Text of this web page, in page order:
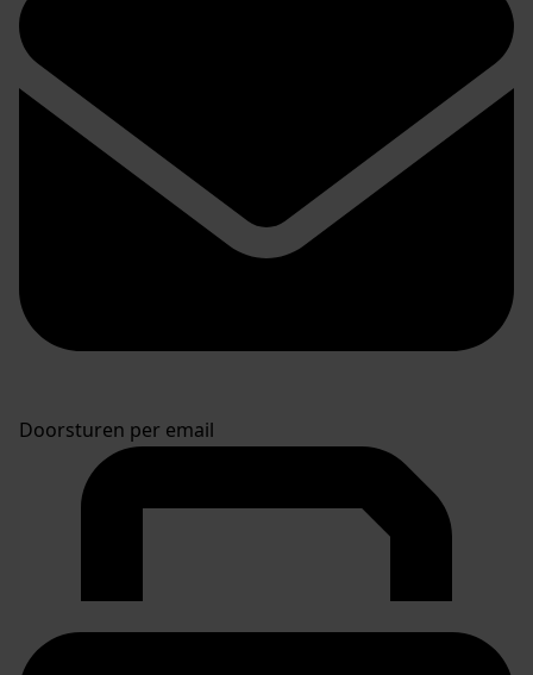
Doorsturen per email